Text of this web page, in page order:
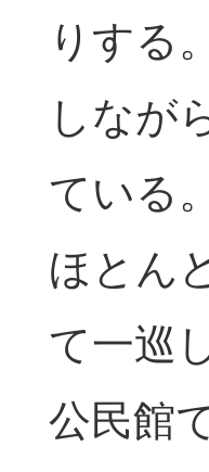
りする
しなが
ている
ほとん
て一巡
公民館